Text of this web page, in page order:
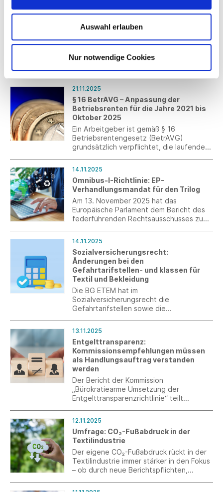
Auswahl erlauben
Nur notwendige Cookies
UNIQUE COTTON von SCHIESSER
Mit UNIQUE COTTON erweitert
INNOVATION um eine Wäschelösung auf
unterschiedliche Lebenssituationen und
Körperformen anpasst.
21.11.2025
§ 16 BetrAVG – Anpassung der
Betriebsrenten für die Jahre 2021 bis
Oktober 2025
Ein Arbeitgeber ist gemäß § 16
Betriebsrentengesetz (BetrAVG)
grundsätzlich verpflichtet, die laufenden
überprüfen und nach billigem Ermessen
über eine Anpassung zu entscheiden. Ein
Hilfsmittel für diese Entscheidung ist die
Entwicklung des jeweiligen
Verbraucherpreisindexes.
14.11.2025
Omnibus-I-Richtlinie: EP-
Verhandlungsmandat für den Trilog
Am 13. November 2025 hat das
Europäische Parlament dem Bericht des
federführenden Rechtsausschusses zum
begonnen.
14.11.2025
Sozialversicherungsrecht:
Änderungen bei den
Gefahrtarifstellen- und klassen für
Textil und Bekleidung
Die BG ETEM hat im
Sozialversicherungsrecht die
Gefahrtarifstellen sowie die
13.11.2025
Entgelttransparenz:
Kommissionsempfehlungen müssen
als Handlungsauftrag verstanden
werden
Der Bericht der Kommission
„Bürokratiearme Umsetzung der
Entgelttransparenzrichtlinie“ teilt
Handlungsanleitungen überführt werden.
12.11.2025
Umfrage: CO₂-Fußabdruck in der
Textilindustrie
Der eigene CO₂-Fußabdruck rückt in der
Textilindustrie immer stärker in den Fokus
– ob durch neue Berichtspflichten,